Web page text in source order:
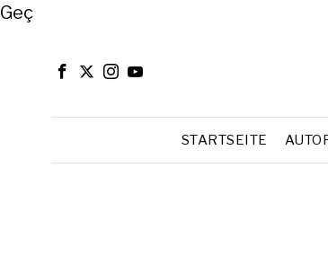
Close
Geç
STARTSEITE